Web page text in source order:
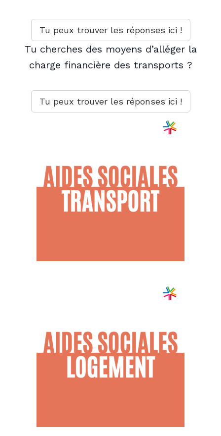
Tu peux trouver les réponses ici !
Tu cherches des moyens d’alléger la
charge financière des transports ?
Tu peux trouver les réponses ici !